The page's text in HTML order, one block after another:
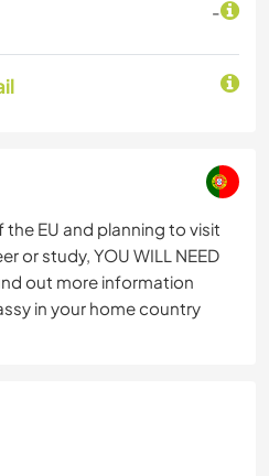
-
EU and planning to visit
or study, YOU WILL NEED
out more information
in your home country